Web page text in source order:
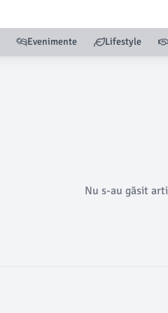
Evenimente Lifestyle
Nu s-au găsit